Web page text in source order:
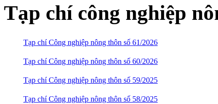
Tạp chí công nghiệp
Tạp chí Công nghiệp nông thôn số 61/2026
Tạp chí Công nghiệp nông thôn số 60/2026
Tạp chí Công nghiệp nông thôn số 59/2025
Tạp chí Công nghiệp nông thôn số 58/2025